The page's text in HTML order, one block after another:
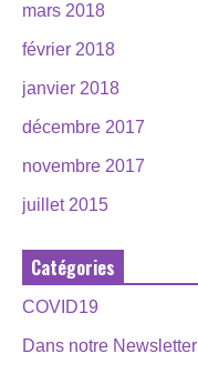
mars 2018
février 2018
janvier 2018
décembre 2017
novembre 2017
juillet 2015
Catégories
COVID19
Dans notre Newsletter